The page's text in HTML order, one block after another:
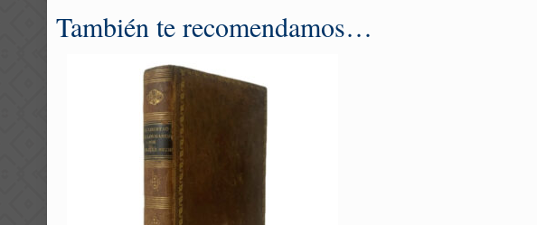
También te recomendamos…